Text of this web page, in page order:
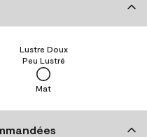
Mat
Peu Lustré
Lustre Doux